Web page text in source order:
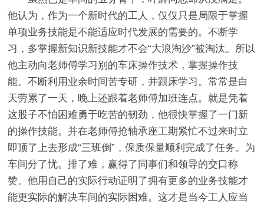
他认为，作为一个新时代的工人，仅仅只是局限于掌握
单项业务技能是不能适应时代发展的需要的。不断学
习，多掌握新知识新技能才不会“大浪淘沙”被淘汰。所以
他主动向老师傅学习别的车床操作技术，掌握操作技
能。不断利用业余时间苦专研，并跟床学习。常常是白
天劳累了一天，晚上还跟着老师傅加班连点。就是凭着
这股子不怕困难勇于吃苦的韧劲，他很快掌握了一门新
的操作技能。并在老师傅抢轴承座工期紧忙不过来时立
即顶了上去形成“三班倒”，保质保量顺利完成了任务。为
车间分了忧。排了难，赢得了同事们和领导的交口称
赞。他用自己的实际行动证明了拥有更多的业务技能才
能更实际的解决车间的实际困难。这才是当今工人应当